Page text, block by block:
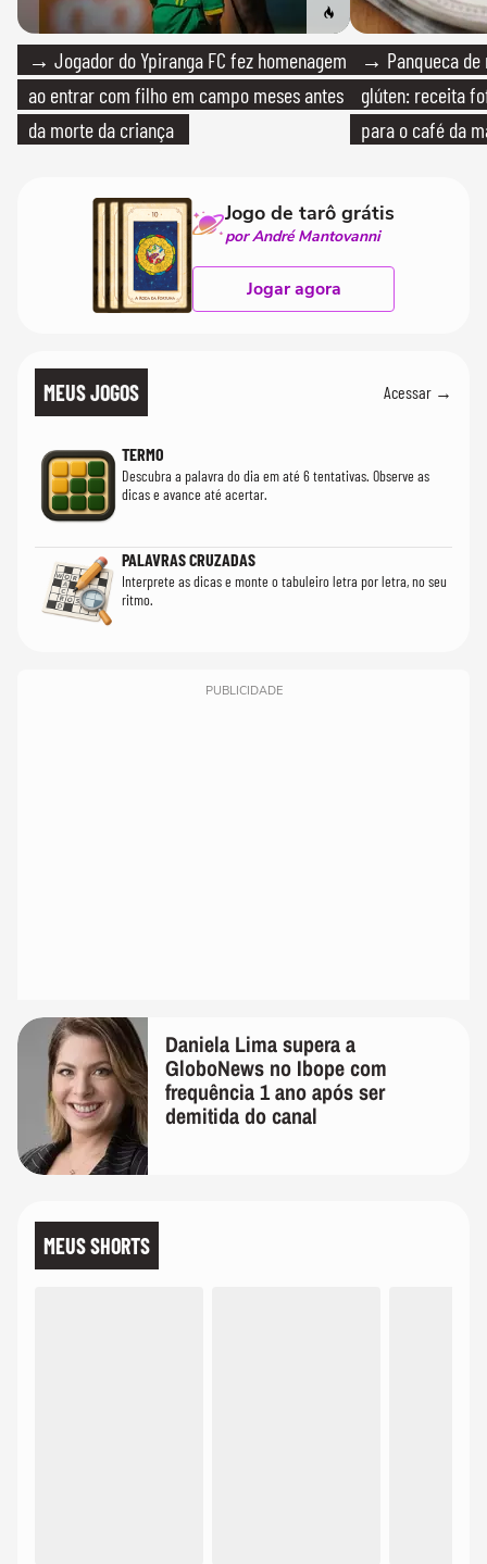
→ Jogador do Ypiranga FC fez homenagem
ao entrar com filho em campo meses antes
da morte da criança
→ Panqueca de
glúten: receita
para o café da
Jogo de tarô grátis
por André Mantovanni
Jogar agora
MEUS JOGOS Acessar →
TERMO
Descubra a palavra do dia em até 6 tentativas. Observe as
dicas e avance até acertar.
PALAVRAS CRUZADAS
Interprete as dicas e monte o tabuleiro letra por letra, no seu
ritmo.
PUBLICIDADE
Daniela Lima supera a
GloboNews no Ibope com
frequência 1 ano após ser
demitida do canal
MEUS SHORTS